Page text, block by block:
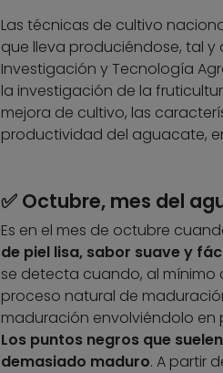
Las técnicas de cultivo
que lleva produciéndose, tal
Investigación y Tecnología
la investigación de la
mejora de cultivo, las
productividad del aguacate,
✅ Octubre, mes del
Es en el mes de octubre
de piel lisa, sabor suave y
se detecta cuando, al
proceso natural de
maduración envolviéndolo
Los puntos negros que
demasiado maduro. A partir